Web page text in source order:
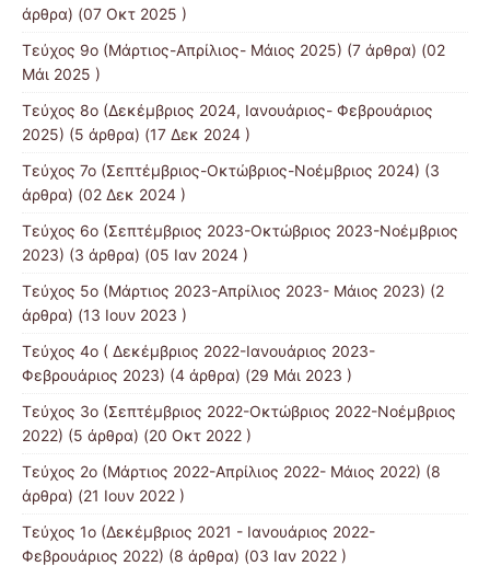
άρθρα) (07 Οκτ 2025 )
Τεύχος 9ο (Μάρτιος-Απρίλιος- Μάιος 2025) (7 άρθρα) (02
Μάι 2025 )
Τεύχος 8ο (Δεκέμβριος 2024, Ιανουάριος- Φεβρουάριος
2025) (5 άρθρα) (17 Δεκ 2024 )
Τεύχος 7ο (Σεπτέμβριος-Οκτώβριος-Νοέμβριος 2024) (3
άρθρα) (02 Δεκ 2024 )
Τεύχος 6ο (Σεπτέμβριος 2023-Οκτώβριος 2023-Νοέμβριος
2023) (3 άρθρα) (05 Ιαν 2024 )
Τεύχος 5ο (Μάρτιος 2023-Απρίλιος 2023- Μάιος 2023) (2
άρθρα) (13 Ιουν 2023 )
Τεύχος 4ο ( Δεκέμβριος 2022-Ιανουάριος 2023-
Φεβρουάριος 2023) (4 άρθρα) (29 Μάι 2023 )
Τεύχος 3ο (Σεπτέμβριος 2022-Οκτώβριος 2022-Νοέμβριος
2022) (5 άρθρα) (20 Οκτ 2022 )
Τεύχος 2ο (Μάρτιος 2022-Απρίλιος 2022- Μάιος 2022) (8
άρθρα) (21 Ιουν 2022 )
Τεύχος 1ο (Δεκέμβριος 2021 - Ιανουάριος 2022-
Φεβρουάριος 2022) (8 άρθρα) (03 Ιαν 2022 )